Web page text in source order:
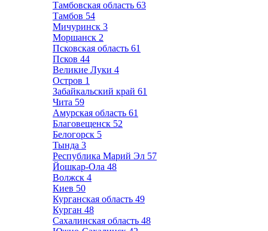
Тамбовская область 63
Тамбов 54
Мичуринск 3
Моршанск 2
Псковская область 61
Псков 44
Великие Луки 4
Остров 1
Забайкальский край 61
Чита 59
Амурская область 61
Благовещенск 52
Белогорск 5
Тында 3
Республика Марий Эл 57
Йошкар-Ола 48
Волжск 4
Киев 50
Курганская область 49
Курган 48
Сахалинская область 48